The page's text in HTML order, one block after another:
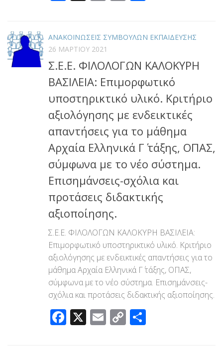
ΑΝΑΚΟΙΝΩΣΕΙΣ ΣΥΜΒΟΥΛΩΝ ΕΚΠΑΙΔΕΥΣΗΣ
26 ΜΑΡΤΊΟΥ 2021
Σ.Ε.Ε. ΦΙΛΟΛΟΓΩΝ ΚΑΛΟΚΥΡΗ
ΒΑΣΙΛΕΙΑ: Επιμορφωτικό
υποστηρικτικό υλικό. Κριτήριο
αξιολόγησης με ενδεικτικές
απαντήσεις για το μάθημα
Αρχαία Ελληνικά Γ΄ τάξης, ΟΠΑΣ,
σύμφωνα με το νέο σύστημα.
Επισημάνσεις-σχόλια και
προτάσεις διδακτικής
αξιοποίησης.
Σ.Ε.Ε. ΦΙΛΟΛΟΓΩΝ ΚΑΛΟΚΥΡΗ ΒΑΣΙΛΕΙΑ:
Επιμορφωτικό υποστηρικτικό υλικό. Κριτήριο
αξιολόγησης με ενδεικτικές απαντήσεις για το
μάθημα Αρχαία Ελληνικά Γ΄ τάξης, ΟΠΑΣ,
σύμφωνα με το νέο σύστημα. Επισημάνσεις-
σχόλια και προτάσεις διδακτικής αξιοποίησης.
Facebook
X Email
Copy